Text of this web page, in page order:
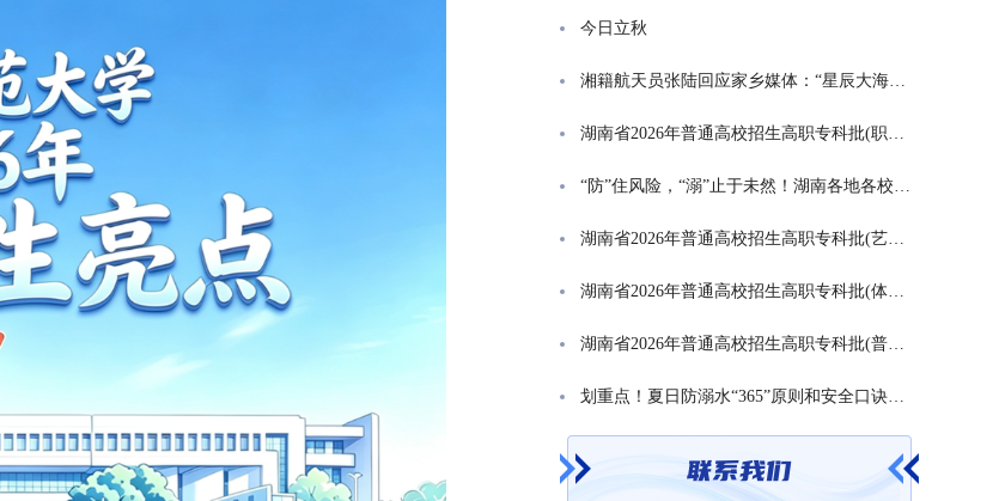
今日立秋
湘籍航天员张陆回应家乡媒体：“星辰大海是一群人的长征”
湖南省2026年普通高校招生高职专科批(职高对口类)第一次投档分数线
“防”住风险，“溺”止于未然！湖南各地各校打响防溺水“保卫战”
湖南省2026年普通高校招生高职专科批(艺术类)第一次投档分数线
湖南省2026年普通高校招生高职专科批(体育类)第一次投档分数线
湖南省2026年普通高校招生高职专科批(普通类)第一次投档分数线
划重点！夏日防溺水“365”原则和安全口诀一起学